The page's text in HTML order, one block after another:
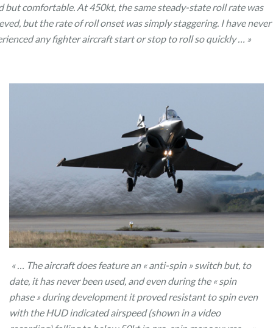
but comfortable. At 450kt, the same steady-state roll rate was
but the rate of roll onset was simply staggering. I have never
any fighter aircraft start or stop to roll so quickly … »
« … The aircraft does feature an « anti-spin » switch but, to
date, it has never been used, and even during the « spin
phase » during development it proved resistant to spin even
with the HUD indicated airspeed (shown in a video